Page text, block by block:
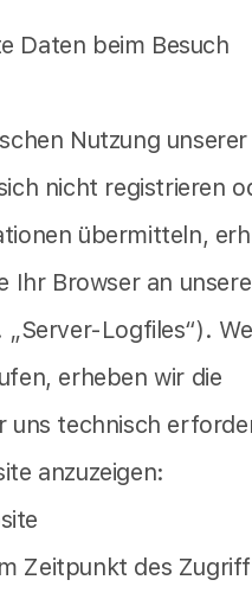
Daten beim Besuch
Nutzung unserer
nicht registrieren
übermitteln,
Ihr Browser an
Logfiles“).
erheben wir die
uns technisch
anzuzeigen:
Zeitpunkt des